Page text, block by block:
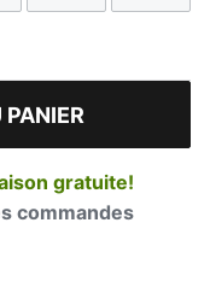
gratuite!
commandes